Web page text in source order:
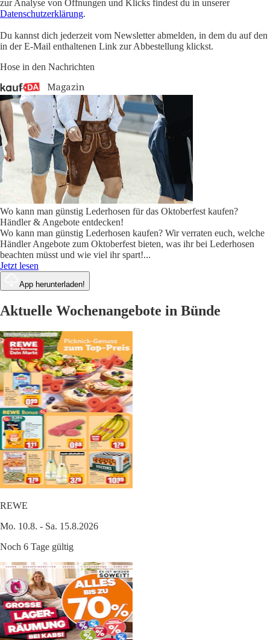
zur Analyse von Öffnungen und Klicks findest du in unserer
Datenschutzerklärung.
Du kannst dich jederzeit vom Newsletter abmelden, in dem du auf den
in der E-Mail enthaltenen Link zur Abbestellung klickst.
Hose in den Nachrichten
Wo kann man günstig Lederhosen für das Oktoberfest kaufen?
Händler & Angebote entdecken!
Wo kann man günstig Lederhosen kaufen? Wir verraten euch, welche
Händler Angebote zum Oktoberfest bieten, was ihr bei Lederhosen
beachten müsst und wie viel ihr spart!...
Jetzt lesen
App herunterladen!
Aktuelle Wochenangebote in Bünde
REWE
Mo. 10.8. - Sa. 15.8.2026
Noch 6 Tage gültig